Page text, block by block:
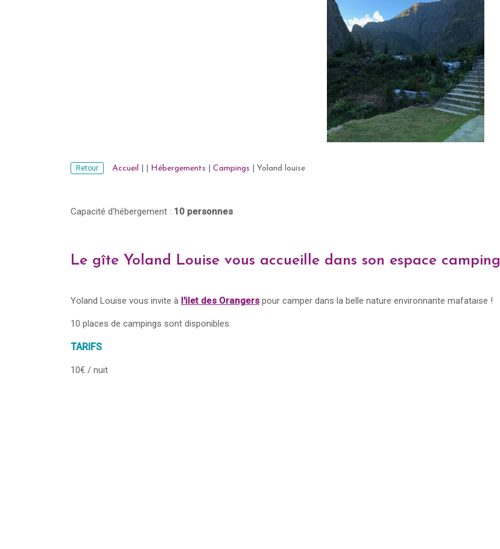
Retour Accueil Hébergements Campings Yoland louise
Capacité d'hébergement : 10 personnes
Le gîte Yoland Louise vous accueille dans son espace camping
Yoland Louise vous invite à l'ilet des Orangers pour camper dans la belle nature environnante mafataise !
10 places de campings sont disponibles.
TARIFS
10€ / nuit